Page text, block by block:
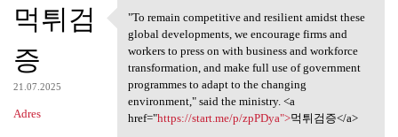
먹튀검
증
21.07.2025
Adres
"To remain competitive and
"To remain competitive and resilient amidst these
global developments, we encourage firms and
workers to press on with business and workforce
transformation, and make full use of government
programmes to adapt to the changing
environment," said the ministry. <a
href="https://start.me/p/zpPDya">먹튀검증</a>